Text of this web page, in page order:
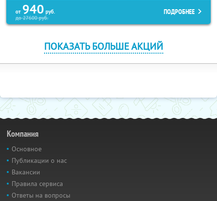
от 940 руб.
до27600руб.
ПОДРОБНЕЕ
ПОКАЗАТЬ БОЛЬШЕ АКЦИЙ
Компания
Основное
Публикации о нас
Вакансии
Правила сервиса
Ответы на вопросы